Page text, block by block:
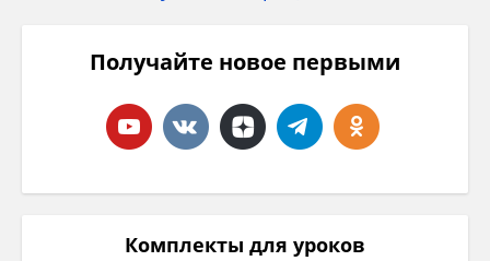
Получайте новое первыми
Комплекты для уроков